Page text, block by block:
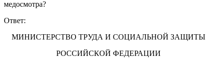
медосмотра?
Ответ:
МИНИСТЕРСТВО ТРУДА И СОЦИАЛЬНОЙ ЗАЩИТЫ
РОССИЙСКОЙ ФЕДЕРАЦИИ